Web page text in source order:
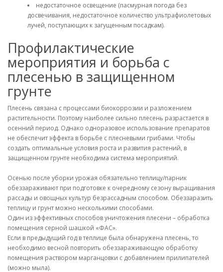
недостаточное освещение (пасмурная погода без
досвечивания, недостаточное количество ультрафиолетовых
лучей, поступающих к загущенным посадкам).
Профилактические
мероприятия и борьба с
плесенью в защищенном
грунте
Плесень связана с процессами биокоррозии и разложением
растительности. Поэтому наиболее сильно плесень разрастается в
осенний период. Однако одноразовое использование препаратов
не обеспечит эффекта в борьбе с плесневыми грибами. Чтобы
создать оптимальные условия роста и развития растений, в
защищенном грунте необходима система мероприятий.
Осенью после уборки урожая обязательно теплицу/парник
обеззараживают при подготовке к очередному сезону выращивания
рассады и овощных культур безрассадным способом. Обеззаразить
теплицу и грунт можно несколькими способами.
Один из эффективных способов уничтожения плесени – обработка
помещения серной шашкой «ФАС».
Если в предыдущий год в теплице была обнаружена плесень, то
необходимо весной повторить обеззараживающую обработку
помещения раствором марганцовки с добавлением прилипателей
(можно мыла).